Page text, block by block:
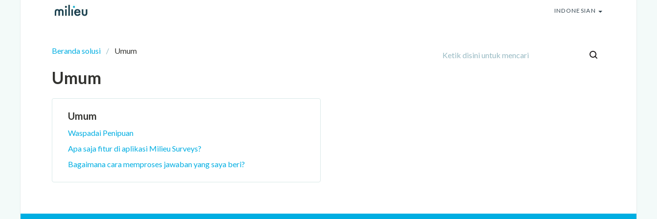
INDONESIAN
Beranda solusi Umum
Umum
Umum
Waspadai Penipuan
Apa saja fitur di aplikasi Milieu Surveys?
Bagaimana cara memproses jawaban yang saya beri?